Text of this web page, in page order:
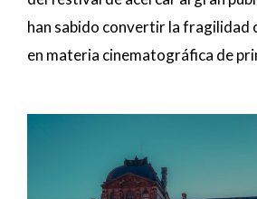
han sabido convertir la fragilidad
en materia cinematográfica de